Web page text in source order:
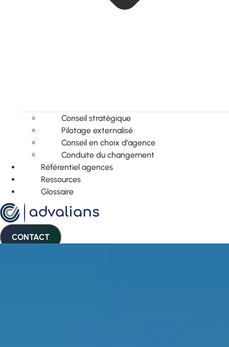
Conseil stratégique
Pilotage externalisé
Conseil en choix d’agence
Conduite du changement
Référentiel agences
Ressources
Glossaire
CONTACT